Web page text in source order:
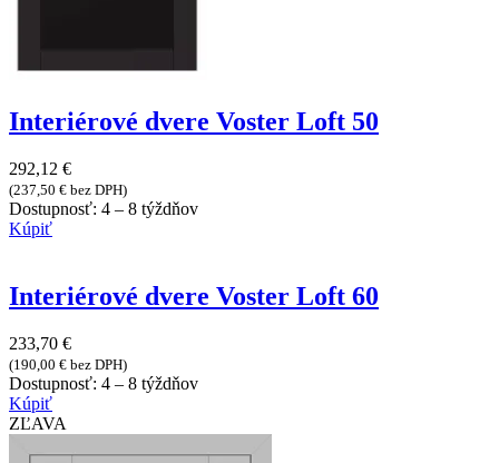
Interiérové dvere Voster Loft 50
292,12 €
(237,50 € bez DPH)
Dostupnosť: 4 – 8 týždňov
Kúpiť
Interiérové dvere Voster Loft 60
233,70 €
(190,00 € bez DPH)
Dostupnosť: 4 – 8 týždňov
Kúpiť
ZĽAVA